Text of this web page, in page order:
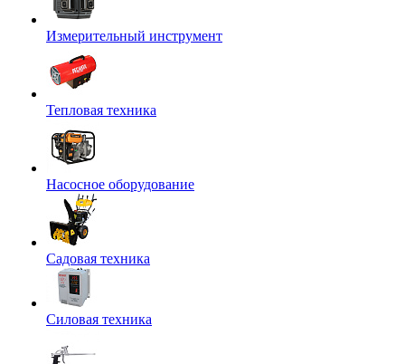
Измерительный инструмент
Тепловая техника
Насосное оборудование
Садовая техника
Силовая техника